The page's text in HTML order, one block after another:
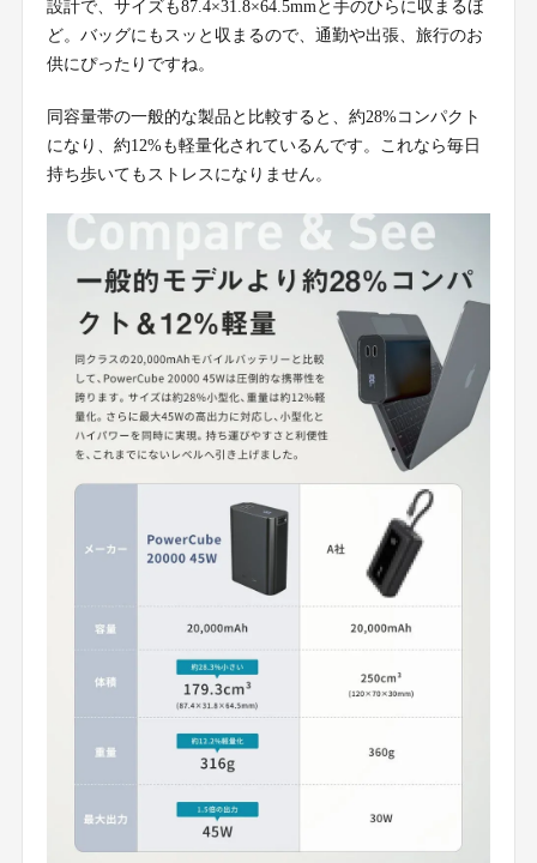
設計で、サイズも87.4×31.8×64.5mmと手のひらに収まるほ
ど。バッグにもスッと収まるので、通勤や出張、旅行のお
供にぴったりですね。
同容量帯の一般的な製品と比較すると、約28%コンパクト
になり、約12%も軽量化されているんです。これなら毎日
持ち歩いてもストレスになりません。